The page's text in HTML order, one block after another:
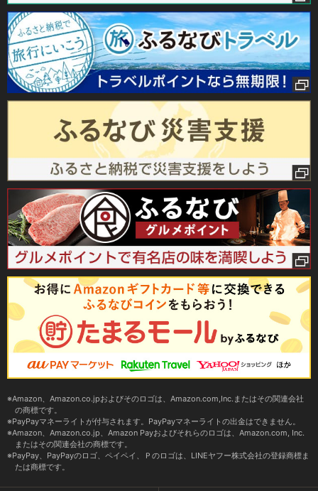
Amazon、Amazon.co.jpおよびそのロゴは、Amazon.com,Inc.またはその関連会社
の商標です。
PayPayマネーライトが付与されます。PayPayマネーライトの出金はできません。
Amazon、Amazon.co.jp、Amazon Payおよびそれらのロゴは、Amazon.com, Inc.
またはその関連会社の商標です。
PayPay、PayPayのロゴ、ペイペイ、Ｐのロゴは、LINEヤフー株式会社の登録商標ま
たは商標です。